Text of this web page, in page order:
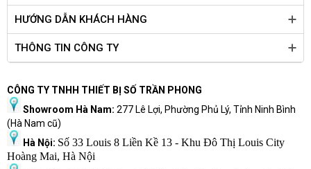
HƯỚNG DẪN KHÁCH HÀNG
THÔNG TIN CÔNG TY
CÔNG TY TNHH THIẾT BỊ SỐ TRẦN PHONG
Showroom Hà Nam: 277 Lê Lợi, Phường Phủ Lý, Tỉnh Ninh Bình
(Hà Nam cũ)
Hà Nội: Số 33 Louis 8 Liền Kề 13 - Khu Đô Thị Louis City
Hoàng Mai, Hà Nội